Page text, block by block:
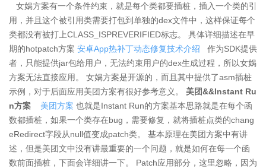
女娲方案有一个条件约束，就是每个类都要插桩，插入一个类的引
用，并且这个被引用类需要打包到单独的dex文件中，这样保证每个
类都没有被打上CLASS_ISPREVERIFIED标志。 具体详细描述在早
期的hotpatch方案 安卓App热补丁动态修复技术介绍 作为SDK提供
者，只能提供jar包给用户，无法约束用户的dex生成过程，所以女娲
方案无法直接应用。 女娲方案是开源的，而且其中提供了asm插桩
示例，对于后面应用美团方案有很好参考意义。 美团&&Instant Ru
n方案
美团方案 也就是Instant Run的方案基本思路就是在每个函
数都插桩，如果一个类存在bug，需要修复，就将插桩点类的chang
eRedirect字段从null值变成patch类。 基本原理在美团方案中有讲
述，但是美团文中没有讲最重要的一个问题，就是如何在每一个函
数前面插桩，下面会详细讲一下。 Patch应用部分，这里忽略，因为